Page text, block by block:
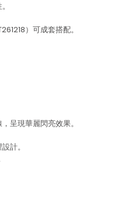
）可成套搭配。
呈現華麗閃亮效果。
計。